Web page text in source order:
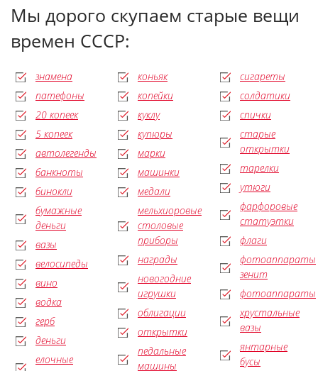
Мы дорого скупаем старые вещи
времен СССР:
знамена
патефоны
20 копеек
5 копеек
автолегенды
банкноты
бинокли
бумажные
деньги
вазы
велосипеды
вино
водка
герб
деньги
елочные
коньяк
копейки
куклу
купюры
марки
машинки
медали
мельхиоровые
столовые
приборы
награды
новогодние
игрушки
облигации
открытки
педальные
машины
сигареты
солдатики
спички
старые
открытки
тарелки
утюги
фарфоровые
статуэтки
флаги
фотоаппараты
зенит
фотоаппараты
хрустальные
вазы
янтарные
бусы